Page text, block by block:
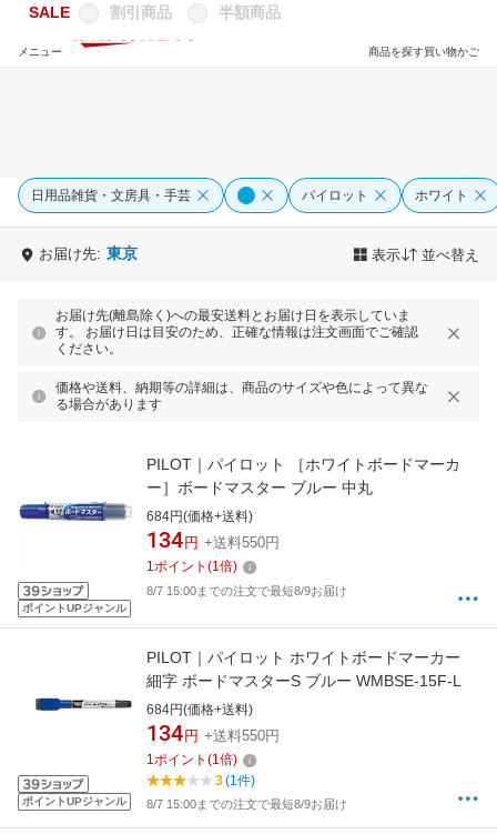
買い物かご
商品を探す
メニュー
SALE 割引商品 半額商品
日用品雑貨・文房具・手芸 パイロット ホワイト
お届け先: 東京 表示 並べ替え
お届け先(離島除く)への最安送料とお届け日を表示していま
す。 お届け日は目安のため、正確な情報は注文画面でご確認
ください。
価格や送料、納期等の詳細は、商品のサイズや色によって異な
る場合があります
ポイントUPジャンル
PILOT｜パイロット ［ホワイトボードマーカ
ー］ボードマスター ブルー 中丸
684円(価格+送料)
134 円 +送料550円
1ポイント (1倍)
8/7 15:00までの注文で最短8/9お届け
ポイントUPジャンル
PILOT｜パイロット ホワイトボードマーカー
細字 ボードマスターS ブルー WMBSE-15F-L
684円(価格+送料)
134 円 +送料550円
1ポイント (1倍)
3(1件)
8/7 15:00までの注文で最短8/9お届け